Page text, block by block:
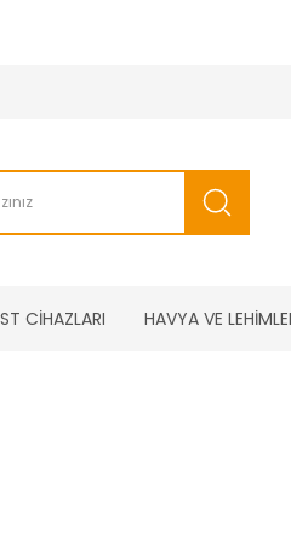
CİHAZLARI HAVYA VE